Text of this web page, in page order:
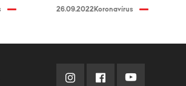
preočkovanosť
26.09.2022Koronavírus